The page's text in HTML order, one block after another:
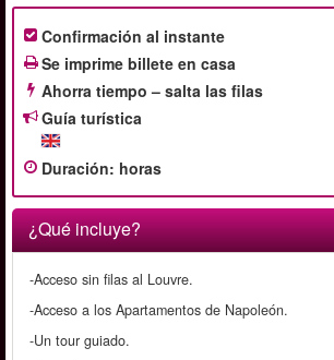
Confirmación al instante
Se imprime billete en casa
Ahorra tiempo – salta las filas
Guía turística
Duración: horas
¿Qué incluye?
-Acceso sin filas al Louvre.
-Acceso a los Apartamentos de Napoleón.
-Un tour guiado.